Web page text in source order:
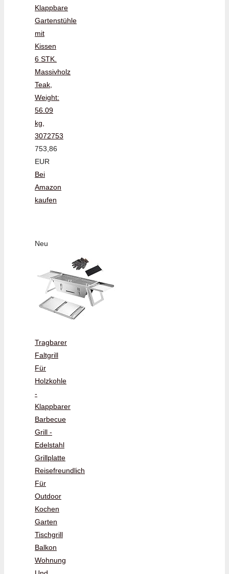
Klappbare
Gartenstühle
mit
Kissen
6 STK.
Massivholz
Teak,
Weight:
56.09
kg,
3072753
753,86
EUR
Bei
Amazon
kaufen
Neu
Tragbarer
Faltgrill
Für
Holzkohle
-
Klappbarer
Barbecue
Grill -
Edelstahl
Grillplatte
Reisefreundlich
Für
Outdoor
Kochen
Garten
Tischgrill
Balkon
Wohnung